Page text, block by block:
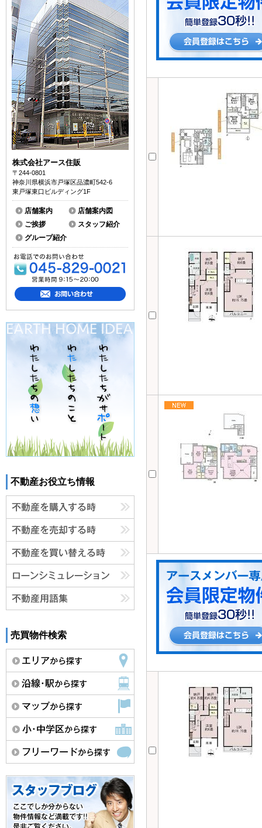
株式会社アース住販
〒244-0801
神奈川県横浜市戸塚区品濃町542-6
東戸塚東口ビルディング1F
店舗案内
店舗案内図
ご挨拶
スタッフ紹介
グループ紹介
不動産お役立ち情報
売買物件検索